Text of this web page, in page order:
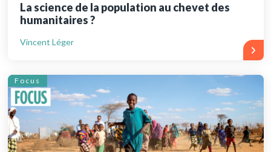
La science de la population au chevet des
humanitaires ?
Vincent Léger
Focus